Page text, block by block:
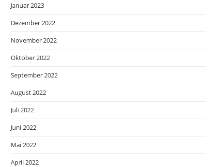
Januar 2023
Dezember 2022
November 2022
Oktober 2022
September 2022
August 2022
Juli 2022
Juni 2022
Mai 2022
April 2022